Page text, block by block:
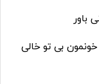
باور
بی تو خالی